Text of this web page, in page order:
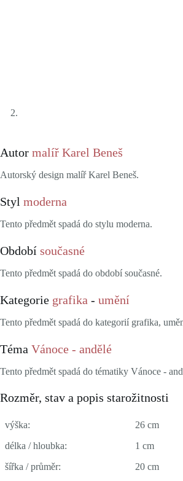
Autor malíř Karel Beneš
Autorský design malíř Karel Beneš.
Styl moderna
Tento předmět spadá do stylu moderna.
Období současné
Tento předmět spadá do období současné.
Kategorie grafika - umění
Tento předmět spadá do kategorií grafika,
Téma Vánoce - andělé
Tento předmět spadá do tématiky Vánoce -
Rozměr, stav a popis starožitnosti
výška:
26 cm
délka / hloubka:
1 cm
šířka / průměr:
20 cm